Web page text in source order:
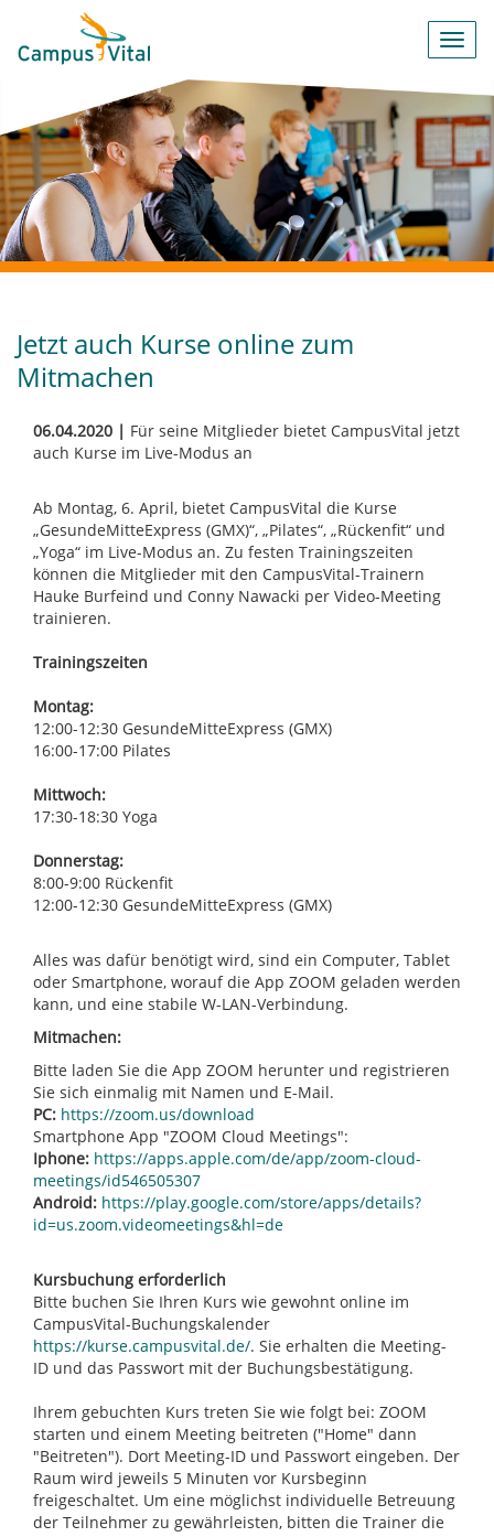
Jetzt auch Kurse online zum
Mitmachen
06.04.2020 | Für seine Mitglieder bietet CampusVital jetzt
auch Kurse im Live-Modus an
Ab Montag, 6. April, bietet CampusVital die Kurse
„GesundeMitteExpress (GMX)“, „Pilates“, „Rückenfit“ und
„Yoga“ im Live-Modus an. Zu festen Trainingszeiten
können die Mitglieder mit den CampusVital-Trainern
Hauke Burfeind und Conny Nawacki per Video-Meeting
trainieren.
Trainingszeiten
Montag:
12:00-12:30 GesundeMitteExpress (GMX)
16:00-17:00 Pilates
Mittwoch:
17:30-18:30 Yoga
Donnerstag:
8:00-9:00 Rückenfit
12:00-12:30 GesundeMitteExpress (GMX)
Alles was dafür benötigt wird, sind ein Computer, Tablet
oder Smartphone, worauf die App ZOOM geladen werden
kann, und eine stabile W-LAN-Verbindung.
Mitmachen:
Bitte laden Sie die App ZOOM herunter und registrieren
Sie sich einmalig mit Namen und E-Mail.
PC: https://zoom.us/download
Smartphone App "ZOOM Cloud Meetings":
Iphone: https://apps.apple.com/de/app/zoom-cloud-
meetings/id546505307
Android: https://play.google.com/store/apps/details?
id=us.zoom.videomeetings&hl=de
Kursbuchung erforderlich
Bitte buchen Sie Ihren Kurs wie gewohnt online im
CampusVital-Buchungskalender
https://kurse.campusvital.de/. Sie erhalten die Meeting-
ID und das Passwort mit der Buchungsbestätigung.
Ihrem gebuchten Kurs treten Sie wie folgt bei: ZOOM
starten und einem Meeting beitreten ("Home" dann
"Beitreten"). Dort Meeting-ID und Passwort eingeben. Der
Raum wird jeweils 5 Minuten vor Kursbeginn
freigeschaltet. Um eine möglichst individuelle Betreuung
der Teilnehmer zu gewährleisten, bitten die Trainer die